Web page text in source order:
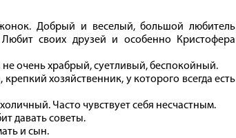
Добрый и веселый, большой любитель
своих друзей и особенно Кристофера
очень храбрый, суетливый, беспокойный.
хозяйственник, у которого всегда есть
Часто чувствует себя несчастным.
давать советы.
и сын.